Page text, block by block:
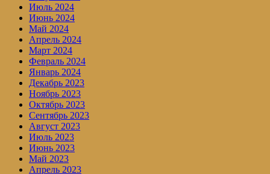
Июль 2024
Июнь 2024
Май 2024
Апрель 2024
Март 2024
Февраль 2024
Январь 2024
Декабрь 2023
Ноябрь 2023
Октябрь 2023
Сентябрь 2023
Август 2023
Июль 2023
Июнь 2023
Май 2023
Апрель 2023